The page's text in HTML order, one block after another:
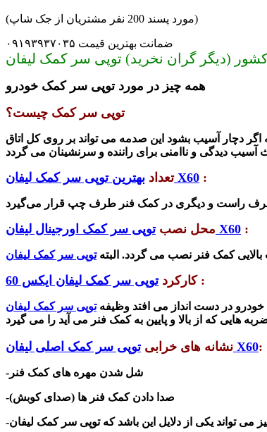
(مورد پسند 200 نفر مشتریان از جک شاپ)
ضمانت بهترین قیمت ۰۹۱۹۳۹۳۷۰۳۵
همه چیز در مورد توپی سر کمک خودرو
توپی سر کمک چیست؟
اگر دچار آسیب بشود این صدمه می تواند بر روی کل اتاق
آسیب دیدگی و ناامنی برای راننده و
تعدادبهترین توپی سر کمک لیفان X60 :
محل نصب توپی سر کمک اورجینال لیفان X60 :
کمک فنر نصب می گردد. البته
کارکردتوپی سر کمک لیفان ایکس 60 :
در دست انداز می افتد وظیفه
نشانه های خرابی توپی سر کمک اصلی لیفان X60:
-شل شدن مهره های کمک فنر
-صدا دادن کمک فنر ها (صدای کوبش)
می تواند یکی از دلایل این باشد که